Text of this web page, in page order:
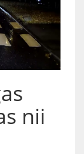
nii